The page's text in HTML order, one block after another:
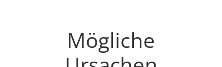
Mögliche